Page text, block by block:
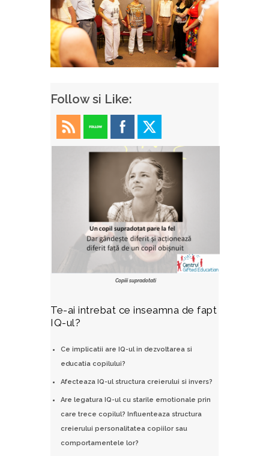
Follow si Like:
Copiii supradotati
Te-ai intrebat ce inseamna de fapt
IQ-ul?
Ce implicatii are IQ-ul in dezvoltarea si
educatia copilului?
Afecteaza IQ-ul structura creierului si invers?
Are legatura IQ-ul cu starile emotionale prin
care trece copilul? Influenteaza structura
creierului personalitatea copiilor sau
comportamentele lor?